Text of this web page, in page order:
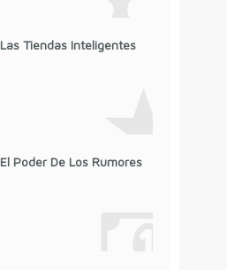
Las Tiendas Inteligentes
El Poder De Los Rumores